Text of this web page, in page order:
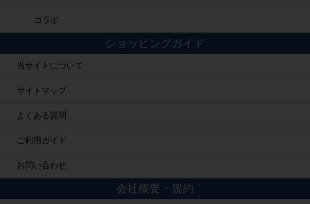
コラボ
ショッピングガイド
当サイトについて
サイトマップ
よくある質問
ご利用ガイド
お問い合わせ
会社概要・規約